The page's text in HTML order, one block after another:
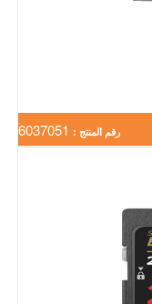
رقم المنتج :